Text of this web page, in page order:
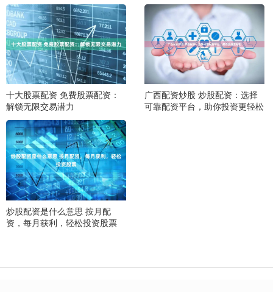
十大股票配资 免费股票配资：
解锁无限交易潜力
广西配资炒股 炒股配资：选择
可靠配资平台，助你投资更轻松
炒股配资是什么意思 按月配
资，每月获利，轻松投资股票